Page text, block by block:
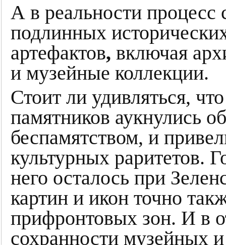
А в реальности процесс
подлинных
артефактов, включая
и музейные коллекции.
Стоит ли удивляться,
памятников аукнулись
беспамятством, и
культурных раритетов.
него осталось при
картин и икон точно
прифронтовых зон. И в
сохранности музейных